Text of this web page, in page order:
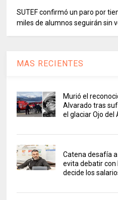
SUTEF confirmó un paro por
miles de alumnos seguirán sin
MAS RECIENTES
Murió el
Alvarado tras
el glaciar Ojo del
Catena desafía
evita debatir con
decide los